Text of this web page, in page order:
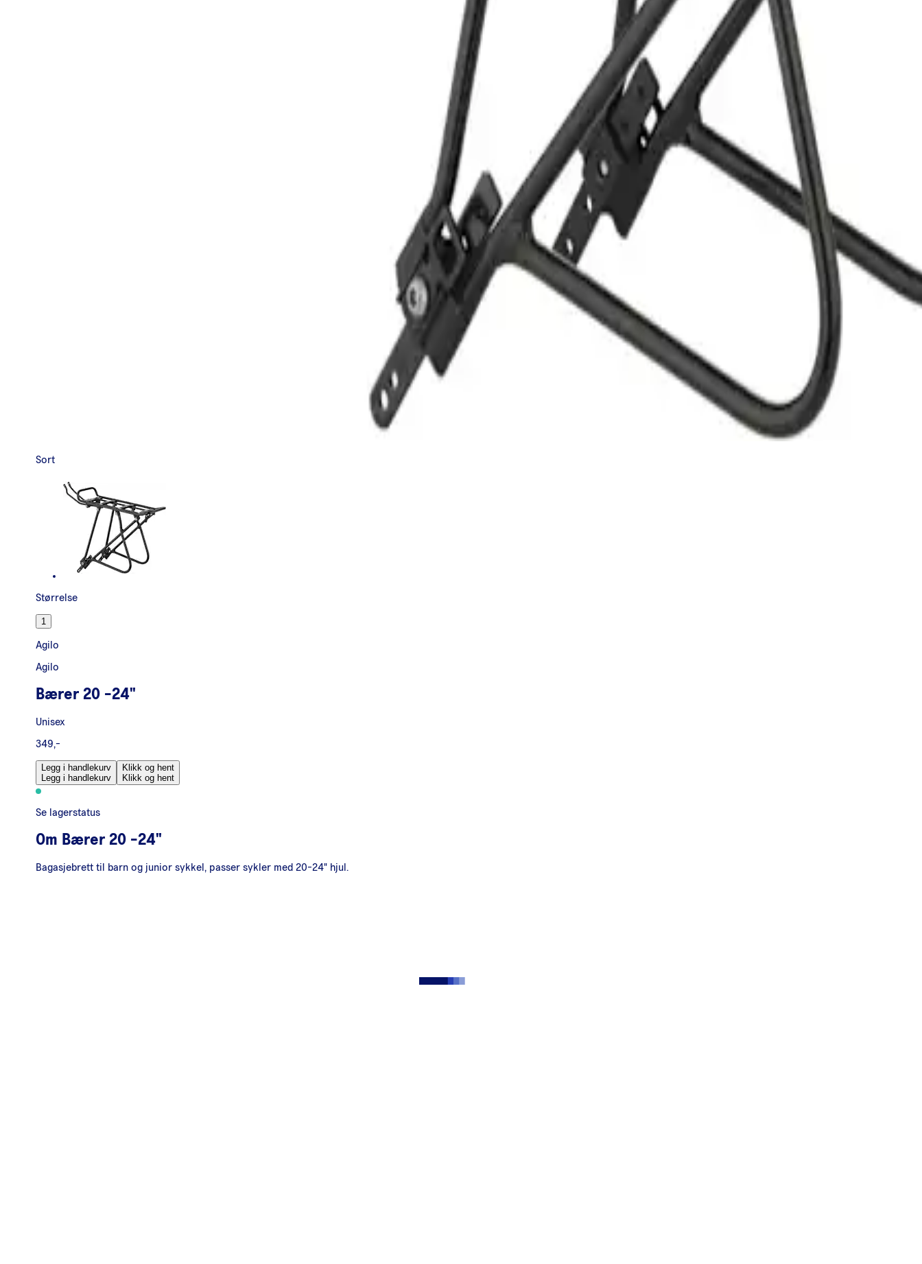
Sort
Størrelse
1
Agilo
Agilo
Bærer 20 -24"
Unisex
349,-
Legg i handlekurv
Legg i handlekurv
Klikk og hent
Klikk og hent
Se lagerstatus
Om Bærer 20 -24"
Bagasjebrett til barn og junior sykkel, passer sykler med 20-24" hjul.